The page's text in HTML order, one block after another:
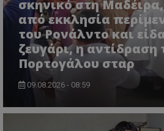
σκηνικό στη
από εκκλησία
του Ρονάλντο και
ζευγάρι, η αντίδραση
Πορτογάλου σταρ
09.08.2026 - 08:59